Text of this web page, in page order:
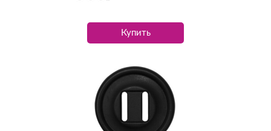
Купить